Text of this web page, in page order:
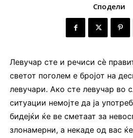
Сподели
Левучар сте и речиси сè
светот поголем е бројот на
левучари. Ако сте левучар во
ситуации немојте да ја
бидејќи ќе ве сметаат за
злонамерни, а некаде од вас